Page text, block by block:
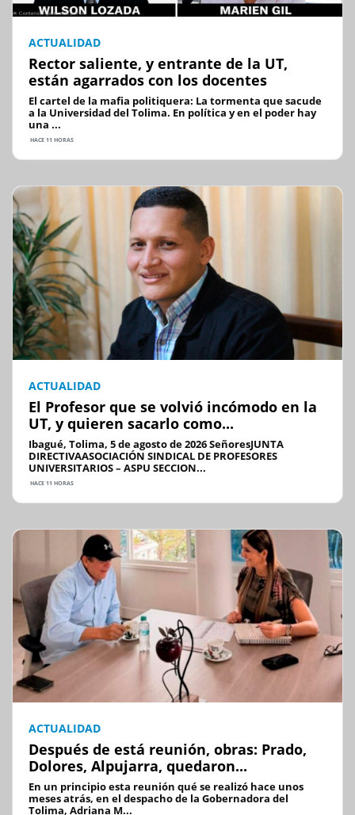
ACTUALIDAD
Rector saliente, y entrante de la UT,
están agarrados con los docentes
El cartel de la mafia politiquera: La tormenta que sacude
a la Universidad del Tolima. En política y en el poder hay
una ...
HACE 11 HORAS
ACTUALIDAD
El Profesor que se volvió incómodo en la
UT, y quieren sacarlo como...
Ibagué, Tolima, 5 de agosto de 2026 SeñoresJUNTA
DIRECTIVAASOCIACIÓN SINDICAL DE PROFESORES
UNIVERSITARIOS – ASPU SECCION...
HACE 11 HORAS
ACTUALIDAD
Después de está reunión, obras: Prado,
Dolores, Alpujarra, quedaron...
En un principio esta reunión qué se realizó hace unos
meses atrás, en el despacho de la Gobernadora del
Tolima, Adriana M...